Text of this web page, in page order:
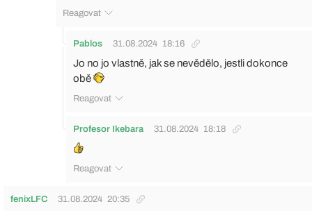
Reagovat
Pablos 31.08.2024 18:16
Jo no jo vlastně, jak se nevědělo, jestli dokonce
obě
Reagovat
Profesor Ikebara 31.08.2024 18:18
Reagovat
fenixLFC 31.08.2024 20:35